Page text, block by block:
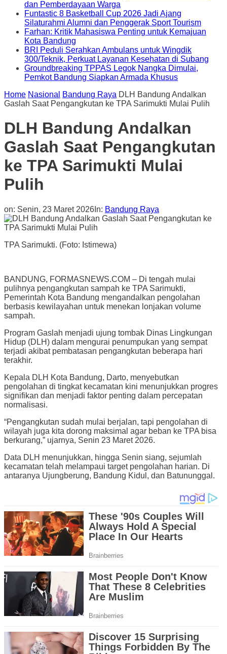
dan Pemberdayaan Warga
Funtastic 8 Basketball Cup 2026 Jadi Ajang
Silaturahmi Alumni dan Penggerak Sport Tourism
Farhan: Kritik Mahasiswa Penting untuk Kemajuan
Kota Bandung
BRI Peduli Serahkan Ambulans untuk Wingdik
300/Teknik, Perkuat Layanan Kesehatan di Subang
Groundbreaking TPPAS Legok Nangka Dimulai,
Pemkot Bandung Siapkan Armada Khusus
Home Nasional Bandung Raya DLH Bandung Andalkan
Gaslah Saat Pengangkutan ke TPA Sarimukti Mulai Pulih
DLH Bandung Andalkan
Gaslah Saat Pengangkutan
ke TPA Sarimukti Mulai
Pulih
on: Senin, 23 Maret 2026 In: Bandung Raya
TPA Sarimukti. (Foto: Istimewa)
BANDUNG, FORMASNEWS.COM – Di tengah mulai
pulihnya pengangkutan sampah ke TPA Sarimukti,
Pemerintah Kota Bandung mengandalkan pengolahan
berbasis kewilayahan untuk menekan lonjakan volume
sampah.
Program Gaslah menjadi ujung tombak Dinas Lingkungan
Hidup (DLH) dalam mengurai penumpukan yang sempat
terjadi akibat pembatasan pengangkutan beberapa hari
terakhir.
Kepala DLH Kota Bandung, Darto, menyebutkan
pengolahan di tingkat kecamatan kini menunjukkan progres
signifikan dan menjadi faktor penting dalam percepatan
normalisasi.
“Pengangkutan sudah mulai berjalan, tapi pengolahan di
wilayah juga kita dorong maksimal agar beban ke TPA bisa
berkurang,” ujarnya, Senin 23 Maret 2026.
Data DLH menunjukkan, hingga Senin siang, sejumlah
kecamatan telah melampaui target pengolahan harian. Di
antaranya Ujungberung, Bandung Kidul, dan Batununggal.